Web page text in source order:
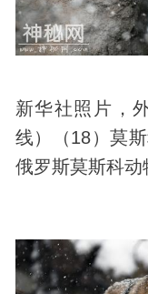
新华社照片，
线）（18）莫
俄罗斯莫斯科